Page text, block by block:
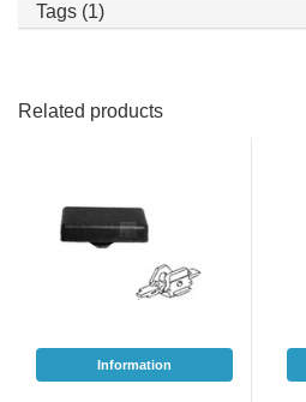
Tags (1)
Related products
Information